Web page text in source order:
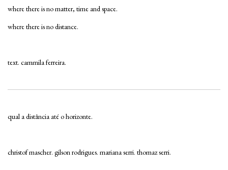
where there is no matter, time and space.
where there is no distance.
text. cammila ferreira.
qual a distância até o horizonte.
christof mascher. gilson rodrigues. mariana serri. thomaz serri.